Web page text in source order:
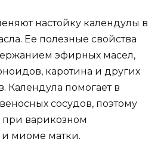
настойку календулы в
Ее полезные свойства
эфирных масел,
каротина и других
Календула помогает в
сосудов, поэтому
варикозном
миоме матки.